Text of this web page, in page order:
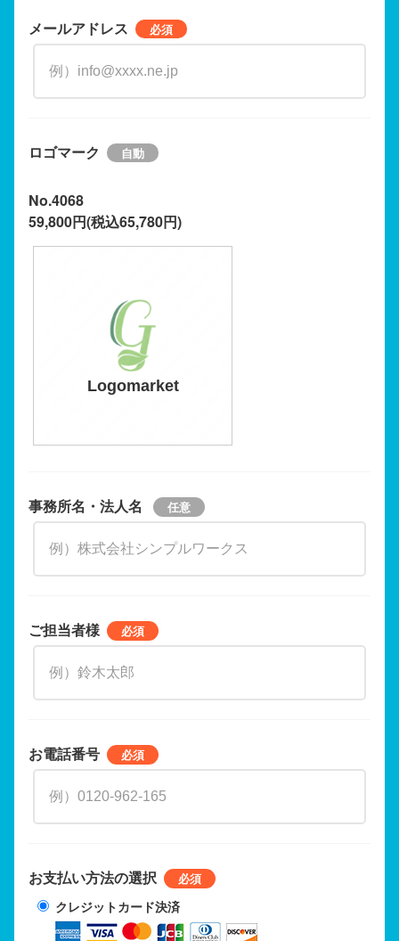
メールアドレス
ロゴマーク
No.4068
59,800円(税込65,780円)
Logomarket
事務所名・法人名
ご担当者様
お電話番号
お支払い方法の選択
クレジットカード決済